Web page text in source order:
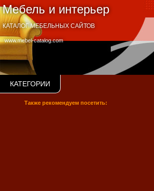
Мебель и интерьер
www.mebel-catalog.com
КАТАЛОГ МЕБЕЛЬНЫХ САЙТОВ
КАТЕГОРИИ
Также рекомендуем посетить: